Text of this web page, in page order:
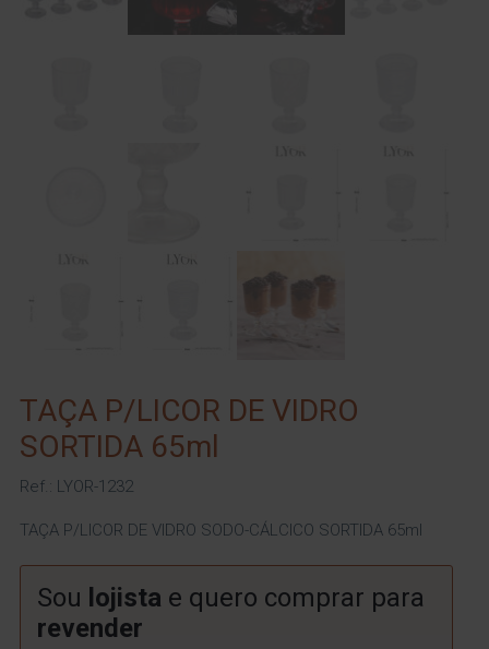
TAÇA P/LICOR DE VIDRO
SORTIDA 65ml
Ref.: LYOR-1232
TAÇA P/LICOR DE VIDRO SODO-CÁLCICO SORTIDA 65ml
Sou lojista e quero comprar para
revender